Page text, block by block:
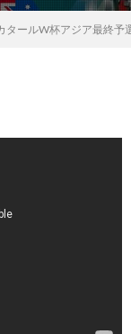
タールW杯アジア最終